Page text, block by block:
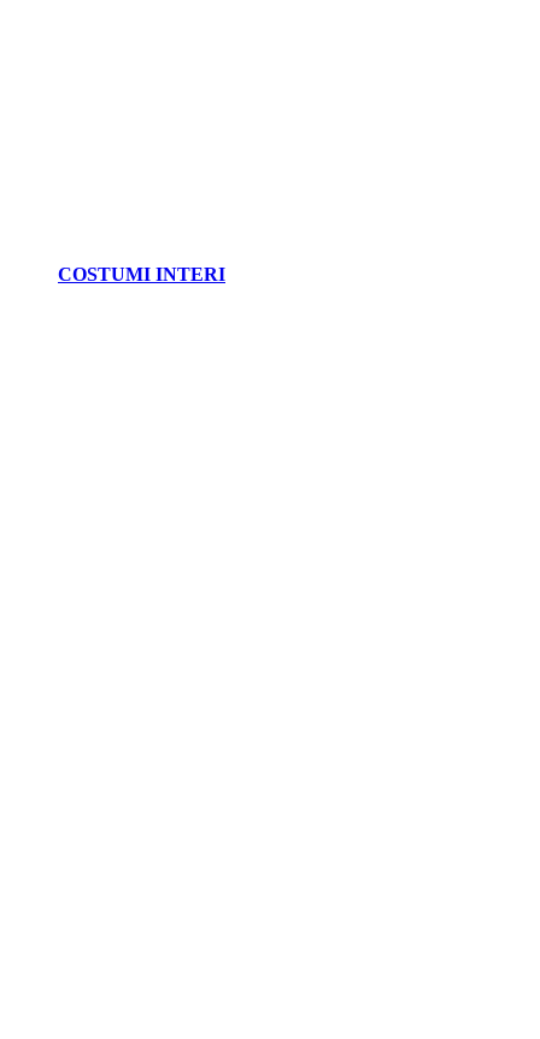
COSTUMI INTERI